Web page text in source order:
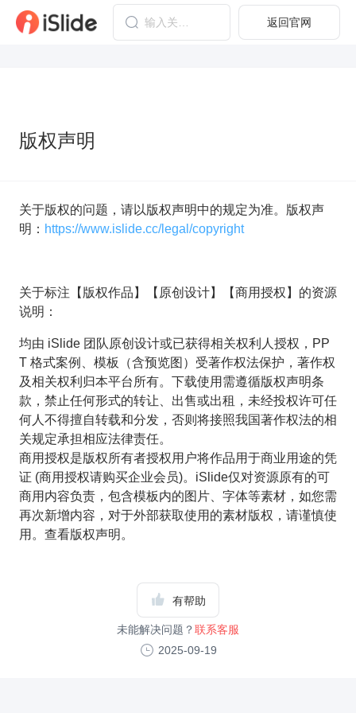
返回官网
版权声明
关于版权的问题，请以版权声明中的规定为准。版权声
明： https://www.islide.cc/legal/copyright
关于标注【版权作品】【原创设计】【商用授权】的资源
说明：
均由 iSlide 团队原创设计或已获得相关权利人授权，PP
T 格式案例、模板（含预览图）受著作权法保护，著作权
及相关权利归本平台所有。下载使用需遵循版权声明条
款，禁止任何形式的转让、出售或出租，未经投权许可任
何人不得擅自转载和分发，否则将接照我国著作权法的相
关规定承担相应法律责任。
商用授权是版权所有者授权用户将作品用于商业用途的凭
证 (商用授权请购买企业会员)。iSlide仅对资源原有的可
商用内容负责，包含模板内的图片、字体等素材，如您需
再次新增内容，对于外部获取使用的素材版权，请谨慎使
用。查看版权声明。
有帮助
未能解决问题？联系客服
2025-09-19